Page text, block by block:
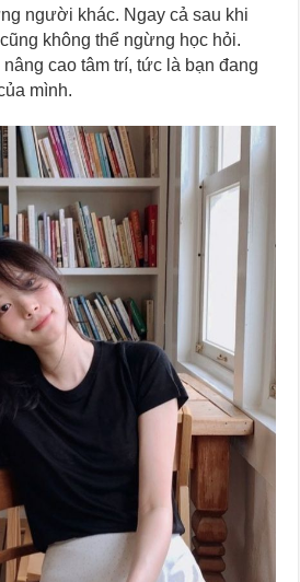
người khác. Ngay cả sau khi
không thể ngừng học hỏi.
cao tâm trí, tức là bạn đang
mình.